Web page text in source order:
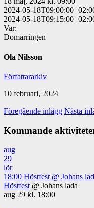
2024-05-
2024-05-
Var:
Domarringen
Ola Nilsson
Författararkiv
10 februari, 2024
Föregående inlägg Nästa
Kommande
aug
29
lör
18:00 Höstfest @ Johans
Höstfest @ Johans lada
aug 29 kl. 18:00